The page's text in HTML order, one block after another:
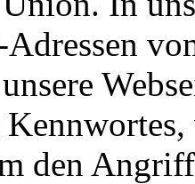
den